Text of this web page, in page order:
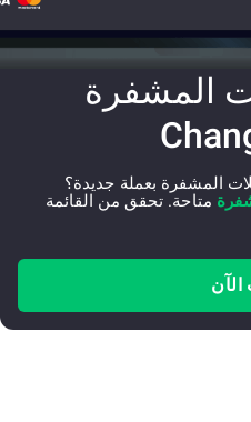
المشفرة
المشفرة بعملة جديدة؟
متاحة. تحقق من القائمة